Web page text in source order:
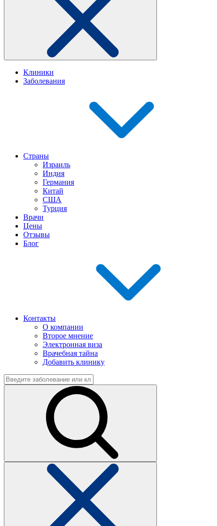
Клиники
Заболевания
Страны
Израиль
Индия
Германия
Китай
США
Турция
Врачи
Цены
Отзывы
Блог
Контакты
О компании
Второе мнение
Электронная виза
Врачебная тайна
Добавить клинику